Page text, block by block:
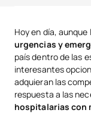
emergencias
El Hospital Virtual de
alto nivel
Sueldo de los
Hoy en día, aunque
urgencias y
país dentro de las
interesantes
adquieran las
respuesta a las
hospitalarias con